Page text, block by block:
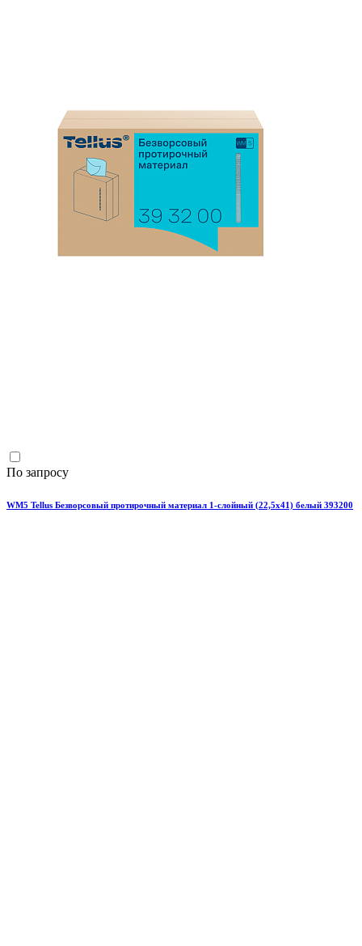
По запросу
WM5 Tellus Безворсовый протирочный материал 1-слойный (22,5х41) белый 393200